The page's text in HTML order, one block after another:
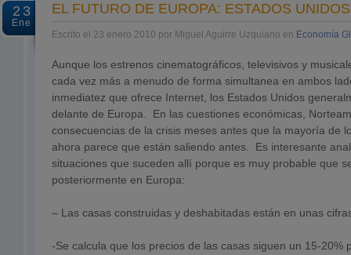
23
Ene
EL FUTURO DE EUROPA: ESTADOS UNIDOS
Escrito el 23 enero 2010 por Miguel Aguirre Uzquiano en Economía
Aunque los estrenos cinematográficos, televisivos y
cada vez más a menudo de forma simultanea en ambos
inmediatez que ofrece Internet, los Estados Unidos
delante de Europa. En las cuestiones económicas,
consecuencias de la crisis meses antes que la mayoría de
ahora parece que están saliendo antes. Es interesante
situaciones que suceden allí porque es muy probable que
posteriormente en Europa:
– Las casas construidas y deshabitadas están en unas
-Se calcula que los precios de las casas siguen un 15-20%